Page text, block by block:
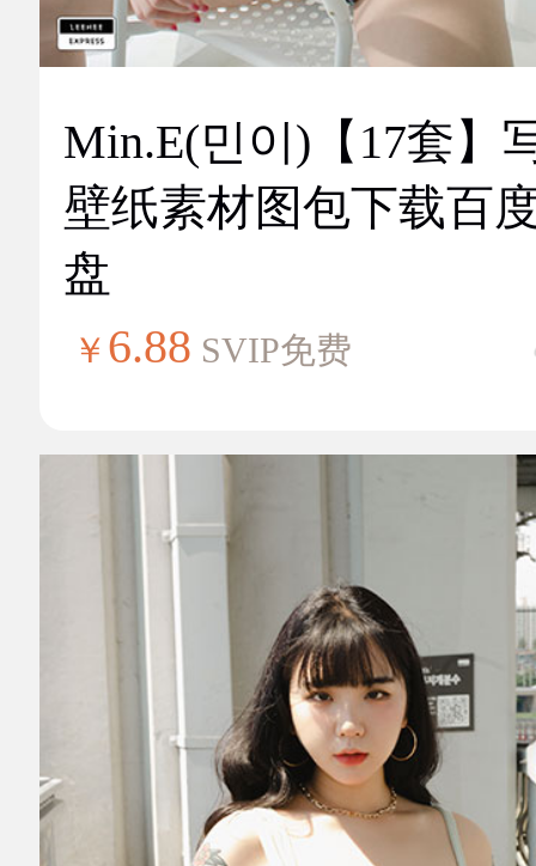
Min.E(민이)【17套】
壁纸素材图包下载百
盘
￥ 6.88 SVIP免费